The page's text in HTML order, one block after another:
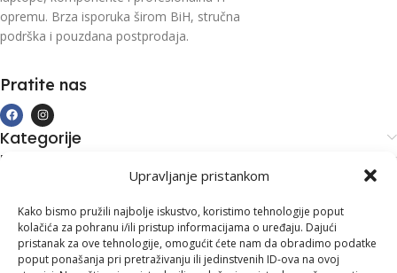
Upravljanje pristankom
Kako bismo pružili najbolje iskustvo, koristimo tehnologije poput
kolačića za pohranu i/ili pristup informacijama o uređaju. Dajući
pristanak za ove tehnologije, omogućit ćete nam da obradimo podatke
poput ponašanja pri pretraživanju ili jedinstvenih ID-ova na ovoj
opremu. Brza isporuka širom BiH, stručna
podrška i pouzdana postprodaja.
Pratite nas
Kategorije
Kupovina i podrška
Kontakt informacije
Branilaca Bosne, 75 300 Lukavac
+387 35 555 999